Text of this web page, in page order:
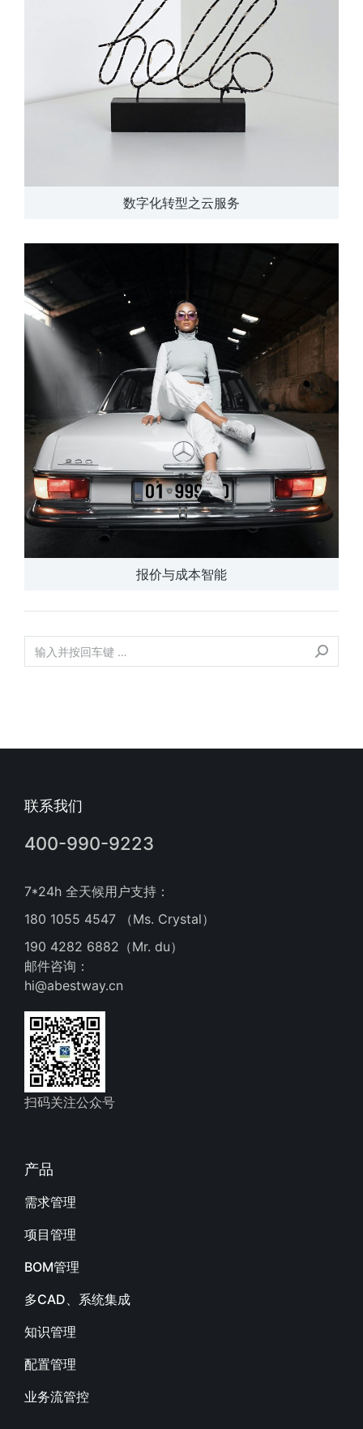
数字化转型之云服务
报价与成本智能
联系我们
400-990-9223
7*24h 全天候用户支持：
180 1055 4547 （Ms. Crystal）
190 4282 6882（Mr. du）
邮件咨询：
hi@abestway.cn
扫码关注公众号
产品
需求管理
项目管理
BOM管理
多CAD、系统集成
知识管理
配置管理
业务流管控